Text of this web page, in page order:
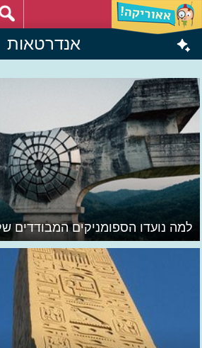
אנדרטאות
למה נועדו הספומניקים המבודדים